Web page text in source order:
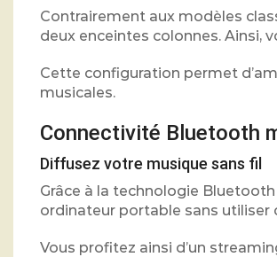
Contrairement aux modèles
deux enceintes colonnes. Ainsi,
Cette configuration permet
musicales.
Connectivité Bluetooth
Diffusez votre musique sans fil
Grâce à la technologie
ordinateur portable sans utiliser
Vous profitez ainsi d’un